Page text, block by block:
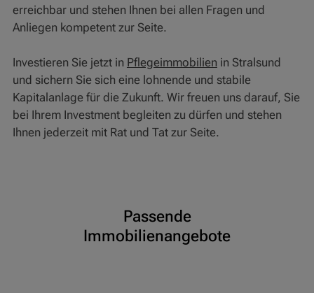
erreichbar und stehen Ihnen bei allen Fragen und
Anliegen kompetent zur Seite.
Investieren Sie jetzt in Pflegeimmobilien in Stralsund
und sichern Sie sich eine lohnende und stabile
Kapitalanlage für die Zukunft. Wir freuen uns darauf, Sie
bei Ihrem Investment begleiten zu dürfen und stehen
Ihnen jederzeit mit Rat und Tat zur Seite.
Passende
Immobilienangebote